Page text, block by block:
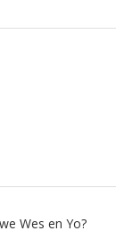
Wes en Yo?